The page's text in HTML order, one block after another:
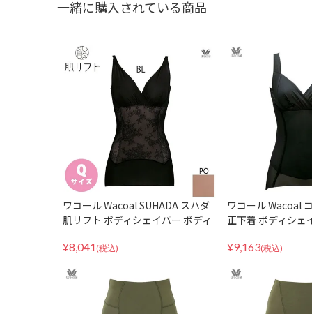
一緒に購入されている商品
ワコール Wacoal SUHADA スハダ
肌リフト ボディシェイパー ボディ
きいサイズ ARA124
¥8,041 (税込)
ワコール Wacoal
正下着 ボディシェ
MLサイズ
¥9,163(税込)